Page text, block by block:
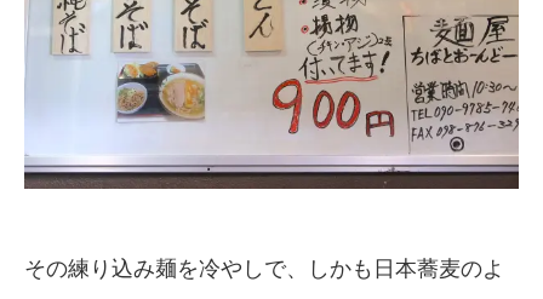
その練り込み麺を冷やしで、しかも日本蕎麦のよ